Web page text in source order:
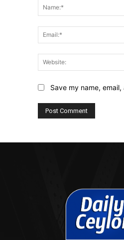
Save my name,